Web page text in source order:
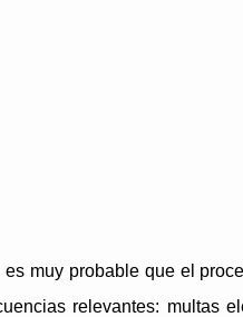
es muy probable que el
relevantes: multas